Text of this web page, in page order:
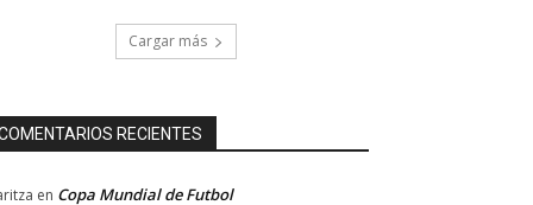
Cargar más
RECIENTES
en Copa Mundial de Futbol